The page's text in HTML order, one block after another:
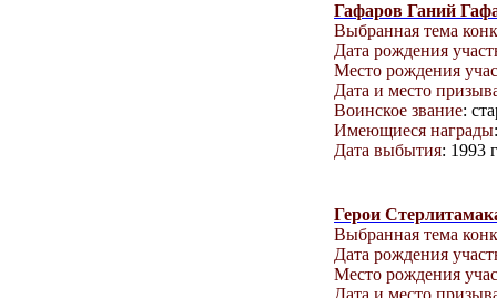
Гафаров Ганий
Выбранная тема
Дата рождения
Место рождения
Дата и место
Воинское звание:
Имеющиеся награды
Дата выбытия: 1993
Герои
Выбранная тема
Дата рождения
Место рождения
Дата и место